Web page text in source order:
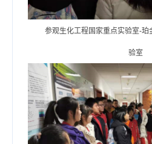
参观生化工程国家重点实验室-珀
验室